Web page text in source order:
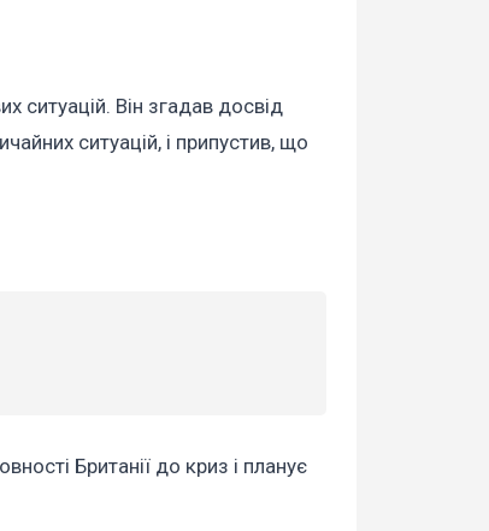
ситуацій. Він згадав досвід
ситуацій, і припустив, що
Британії до криз і планує